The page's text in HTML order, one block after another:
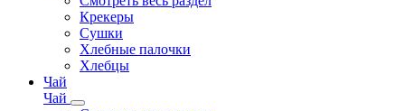
Крекеры
Сушки
Хлебные палочки
Хлебцы
Чай
Чай